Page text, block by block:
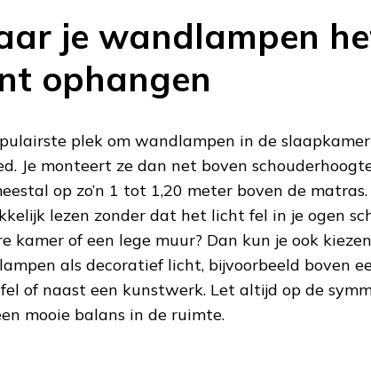
je wandlampen
ophangen
plek om wandlampen in de
Je monteert ze dan net boven
op zo’n 1 tot 1,20 meter boven de
lezen zonder dat het licht fel in je ogen
kamer of een lege muur? Dan kun je ook
als decoratief licht, bijvoorbeeld boven
of naast een kunstwerk. Let altijd op de
mooie balans in de ruimte.